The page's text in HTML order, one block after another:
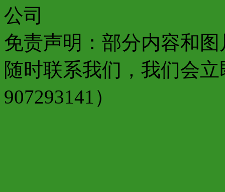
公司
免责声明：部分内容和
随时联系我们，我们会
907293141）